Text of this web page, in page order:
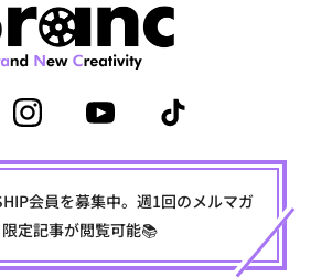
会員を募集中。週1回のメルマガ
定記事が閲覧可能📚